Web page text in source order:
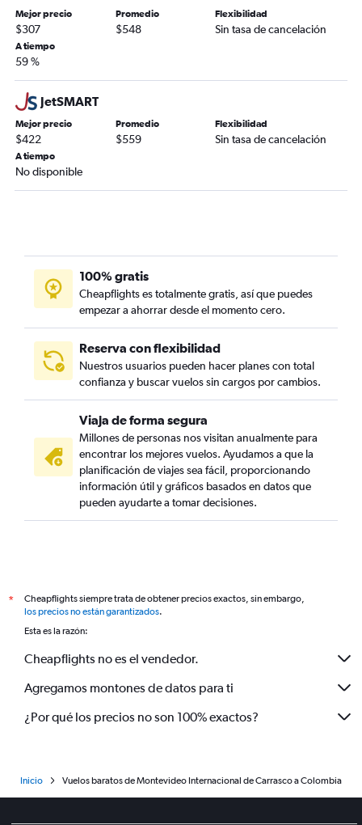
Mejor precio
$307
Promedio
$548
Flexibilidad
Sin tasa de cancelación
A tiempo
59 %
JetSMART
Mejor precio
$422
Promedio
$559
Flexibilidad
Sin tasa de cancelación
A tiempo
No disponible
100% gratis
Cheapflights es totalmente gratis, así que puedes
empezar a ahorrar desde el momento cero.
Reserva con flexibilidad
Nuestros usuarios pueden hacer planes con total
confianza y buscar vuelos sin cargos por cambios.
Viaja de forma segura
Millones de personas nos visitan anualmente para
encontrar los mejores vuelos. Ayudamos a que la
planificación de viajes sea fácil, proporcionando
información útil y gráficos basados en datos que
pueden ayudarte a tomar decisiones.
*
Cheapflights siempre trata de obtener precios exactos, sin embargo,
los precios no están garantizados.
Esta es la razón:
Cheapflights no es el vendedor.
Agregamos montones de datos para ti
¿Por qué los precios no son 100% exactos?
Inicio Vuelos baratos de Montevideo Internacional de Carrasco a Colombia